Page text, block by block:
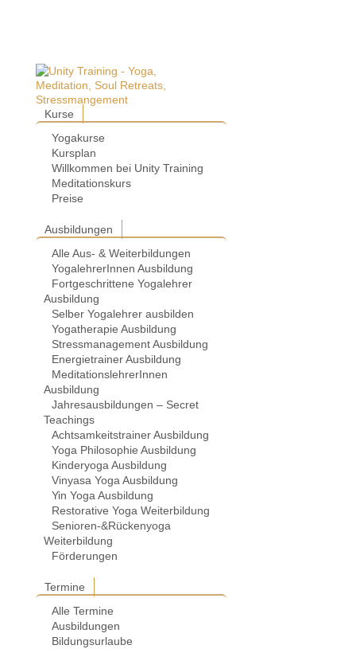
Kurse
Yogakurse
Kursplan
Willkommen bei Unity Training
Meditationskurs
Preise
Ausbildungen
Alle Aus- & Weiterbildungen
YogalehrerInnen Ausbildung
Fortgeschrittene Yogalehrer
Ausbildung
Selber Yogalehrer ausbilden
Yogatherapie Ausbildung
Stressmanagement Ausbildung
Energietrainer Ausbildung
MeditationslehrerInnen
Ausbildung
Jahresausbildungen – Secret
Teachings
Achtsamkeitstrainer Ausbildung
Yoga Philosophie Ausbildung
Kinderyoga Ausbildung
Vinyasa Yoga Ausbildung
Yin Yoga Ausbildung
Restorative Yoga Weiterbildung
Senioren-&Rückenyoga
Weiterbildung
Förderungen
Termine
Alle Termine
Ausbildungen
Bildungsurlaube